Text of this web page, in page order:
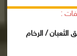
:
/ الرخام